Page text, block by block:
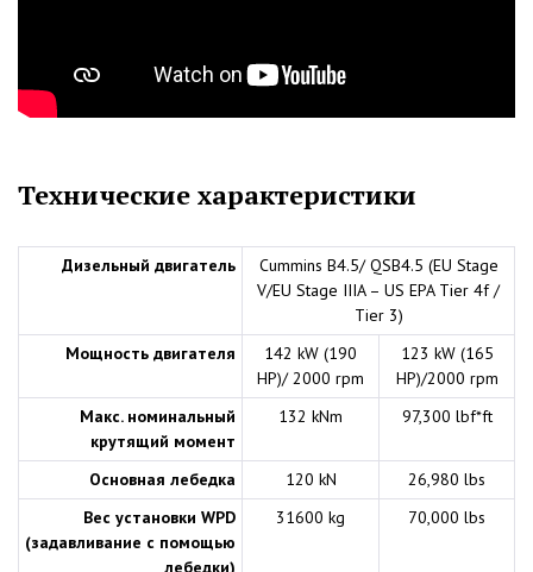
Технические характеристики
Дизельный двигатель
Cummins B4.5/ QSB4.5 (EU Stage
V/EU Stage IIIA – US EPA Tier 4f /
Tier 3)
Мощность двигателя
142 kW (190
HP)/ 2000 rpm
123 kW (165
HP)/2000 rpm
Mакс. номинальный
крутящий момент
132 kNm 97,300 lbf*ft
Основная лебедкa 120 kN
26,980 lbs
Вес установки WPD
(задавливание с помощью
лебедки)
31600 kg 70,000 lbs